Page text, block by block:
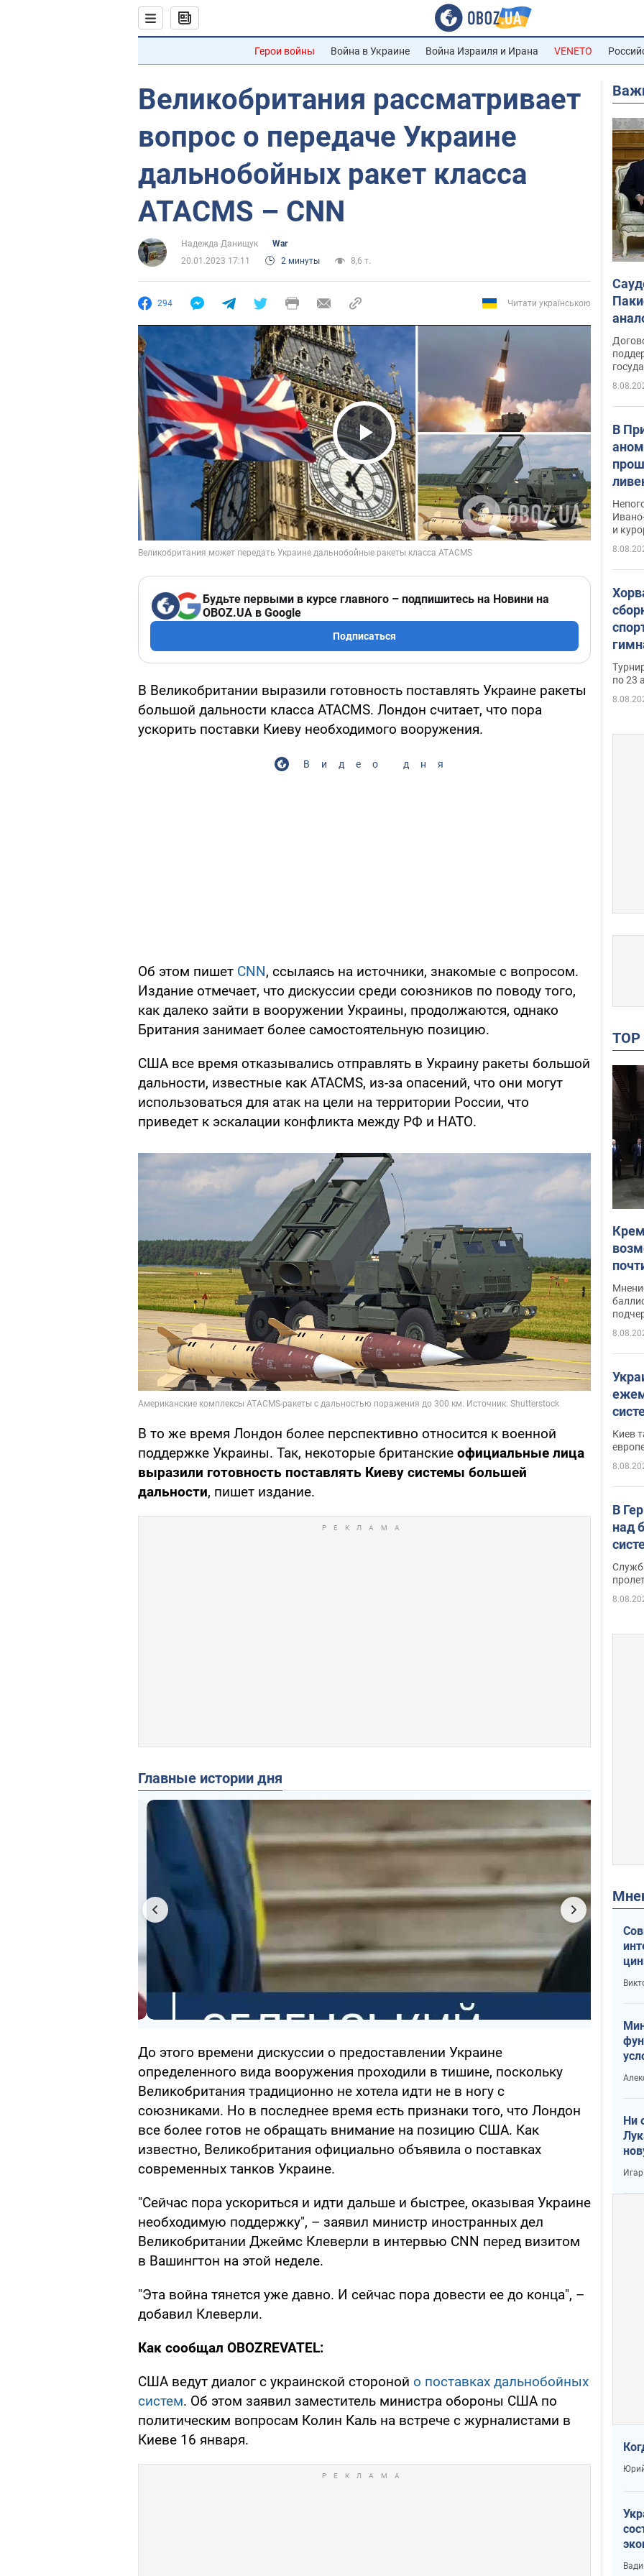
Герои войны Война в Украине Война Израиля и Ирана VENETO
Великобритания рассматривает
вопрос о передаче Украине
дальнобойных ракет класса
ATACMS – CNN
Надежда Данищук
War
20.01.2023 17:11
2 минуты 8,6 т.
294 Читати українською
Play Video
Будьте первыми в курсе главного – подпишитесь на Новини на
OBOZ.UA в Google
Подписаться
В Великобритании выразили готовность поставлять Украине ракеты
большой дальности класса ATACMS. Лондон считает, что пора
ускорить поставки Киеву необходимого вооружения.
Видео дня
Об этом пишет CNN, ссылаясь на источники, знакомые с вопросом.
Издание отмечает, что дискуссии среди союзников по поводу того,
как далеко зайти в вооружении Украины, продолжаются, однако
Британия занимает более самостоятельную позицию.
США все время отказывались отправлять в Украину ракеты большой
дальности, известные как ATACMS, из-за опасений, что они могут
использоваться для атак на цели на территории России, что
приведет к эскалации конфликта между РФ и НАТО.
В то же время Лондон более перспективно относится к военной
поддержке Украины. Так, некоторые британские официальные лица
выразили готовность поставлять Киеву системы большей
дальности, пишет издание.
Главные истории дня
До этого времени дискуссии о предоставлении Украине
определенного вида вооружения проходили в тишине, поскольку
Великобритания традиционно не хотела идти не в ногу с
союзниками. Но в последнее время есть признаки того, что Лондон
все более готов не обращать внимание на позицию США. Как
известно, Великобритания официально объявила о поставках
современных танков Украине.
"Сейчас пора ускориться и идти дальше и быстрее, оказывая Украине
необходимую поддержку", – заявил министр иностранных дел
Великобритании Джеймс Клеверли в интервью CNN перед визитом
в Вашингтон на этой неделе.
"Эта война тянется уже давно. И сейчас пора довести ее до конца", –
добавил Клеверли.
Как сообщал OBOZREVATEL:
США ведут диалог с украинской стороной о поставках дальнобойных
систем. Об этом заявил заместитель министра обороны США по
политическим вопросам Колин Каль на встрече с журналистами в
Киеве 16 января.
В
и
на
по 23
Киев
В
над
Ни